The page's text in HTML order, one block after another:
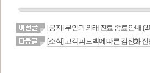
[공지] 부인과 외래 진료 종료 안내
[소식] 고객 피드백에 따른 검진화